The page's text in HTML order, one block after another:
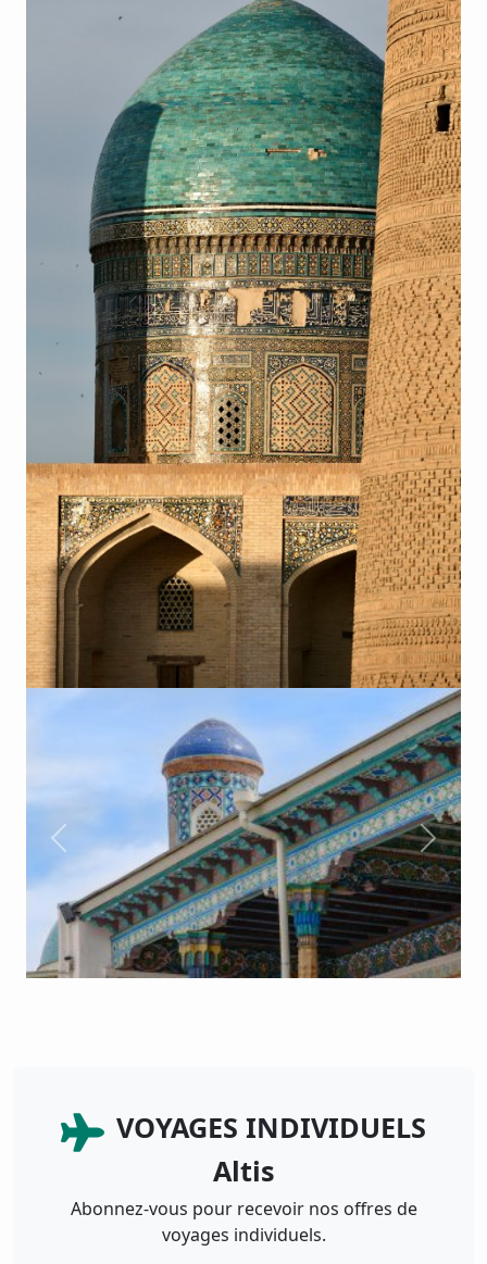
Précèdent Suivant
VOYAGES INDIVIDUELS
Altis
Abonnez-vous pour recevoir nos offres de
voyages individuels.